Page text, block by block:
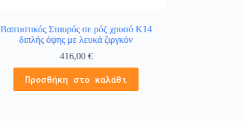
Βαπτιστικός Σταυρός σε ρόζ χρυσό Κ14
διπλής όψης με λευκά ζιργκόν
416,00€
Προσθήκη στο καλάθι